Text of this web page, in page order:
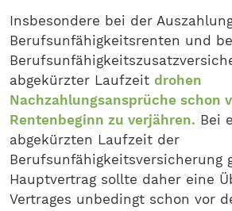
Insbesondere bei der
Berufsunfähigkeitsrenten und
abgekürzter Laufzeit drohen
Nachzahlungsansprüche schon
Rentenbeginn zu verjähren. Bei
abgekürzten Laufzeit der
Berufsunfähigkeitsversicherung
Hauptvertrag sollte daher eine
Vertrages unbedingt schon vor